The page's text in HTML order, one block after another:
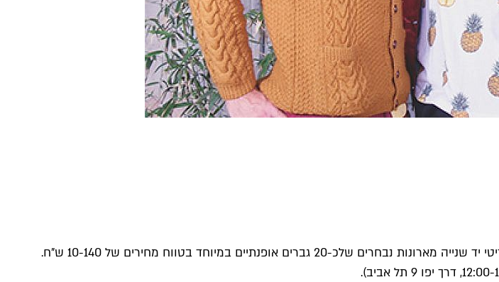
אירוע האופנה מוסך חוזר בפעם השנייה ומתמקם מחדש בבית רומנו. באירוע יוצעו למכירה פריטי יד שנייה מארונות נבחרים שלכ-20 גברים אופנתיים במיוחד בטווח מחירים של 10-140 ש"ח.